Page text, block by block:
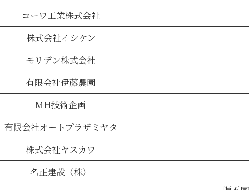
コーワ工業株式会社
株式会社イシケン
モリデン株式会社
有限会社伊藤農園
MH技術企画
有限会社オートプラザミヤタ
株式会社ヤスカワ
名正建設（株）